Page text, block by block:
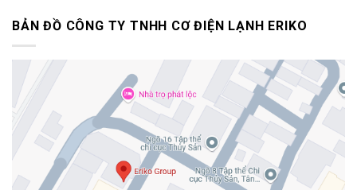
BẢN ĐỒ CÔNG TY TNHH CƠ ĐIỆN LẠNH ERIKO